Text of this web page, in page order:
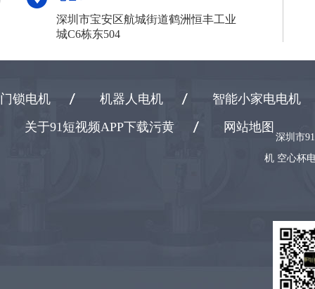
深圳市宝安区航城街道鹤洲恒丰工业
城C6栋东504
门锁电机 机器人电机
智能小家电电机
关于91短视频APP下载污黄
网站地图
深圳市
机 空心杯